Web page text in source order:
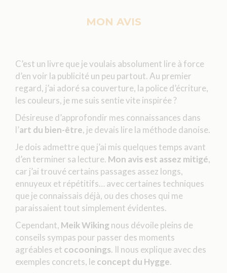
MON AVIS
C’est un livre que je voulais absolument lire à force
d’en voir la publicité un peu partout. Au premier
regard, j’ai adoré sa couverture, la police d’écriture,
les couleurs, je me suis sentie vite inspirée ?
Désireuse d’approfondir mes connaissances dans
l’art du bien-être, je devais lire la méthode danoise.
Je dois admettre que j’ai mis quelques temps avant
d’en terminer sa lecture. Mon avis est assez mitigé,
car j’ai trouvé certains passages assez longs,
ennuyeux et répétitifs… avec certaines techniques
que je connaissais déjà, ou des choses qui me
paraissaient tout simplement évidentes.
Cependant, Meik Wikingnous dévoile pleins de
conseils sympas pour passer des moments
agréables et cocoonings. Il nous explique avec des
exemples concrets, leconcept du Hygge.